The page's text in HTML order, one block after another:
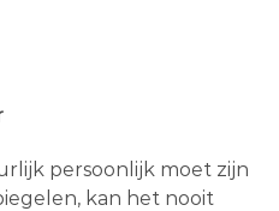
persoonlijk moet zijn
kan het nooit